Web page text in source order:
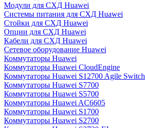
Модули для СХД Huawei
Системы питания для СХД Huawei
Стойки для СХД Huawei
Опции для СХД Huawei
Кабели для СХД Huawei
Сетевое оборудование Huawei
Коммутаторы Huawei
Коммутаторы Huawei CloudEngine
Коммутаторы Huawei S12700 Agile Switch
Коммутаторы Huawei S7700
Коммутаторы Huawei S5700
Коммутаторы Huawei AC6605
Коммутаторы Huawei S1700
Коммутаторы Huawei S2700